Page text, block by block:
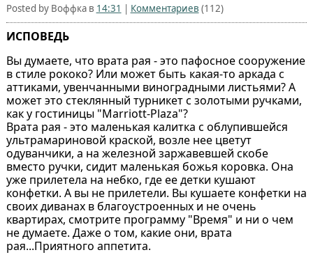
Posted by Воффка в 14:31 | Комментариев (112)
ИСПОВЕДЬ
Вы думаете, что врата рая - это пафосное сооружение
в стиле рококо? Или может быть какая-то аркада с
аттиками, увенчанными виноградными листьями? А
может это стеклянный турникет с золотыми ручками,
как у гостиницы "Marriott-Plaza"?
Врата рая - это маленькая калитка с облупившейся
ультрамариновой краской, возле нее цветут
одуванчики, а на железной заржавевшей скобе
вместо ручки, сидит маленькая божья коровка. Она
уже прилетела на небко, где ее детки кушают
конфетки. А вы не прилетели. Вы кушаете конфетки на
своих диванах в благоустроенных и не очень
квартирах, смотрите программу "Время" и ни о чем
не думаете. Даже о том, какие они, врата
рая...Приятного аппетита.